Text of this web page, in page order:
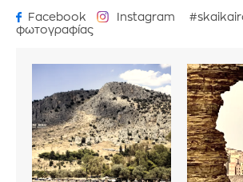
Facebook Instagram
φωτογραφίας